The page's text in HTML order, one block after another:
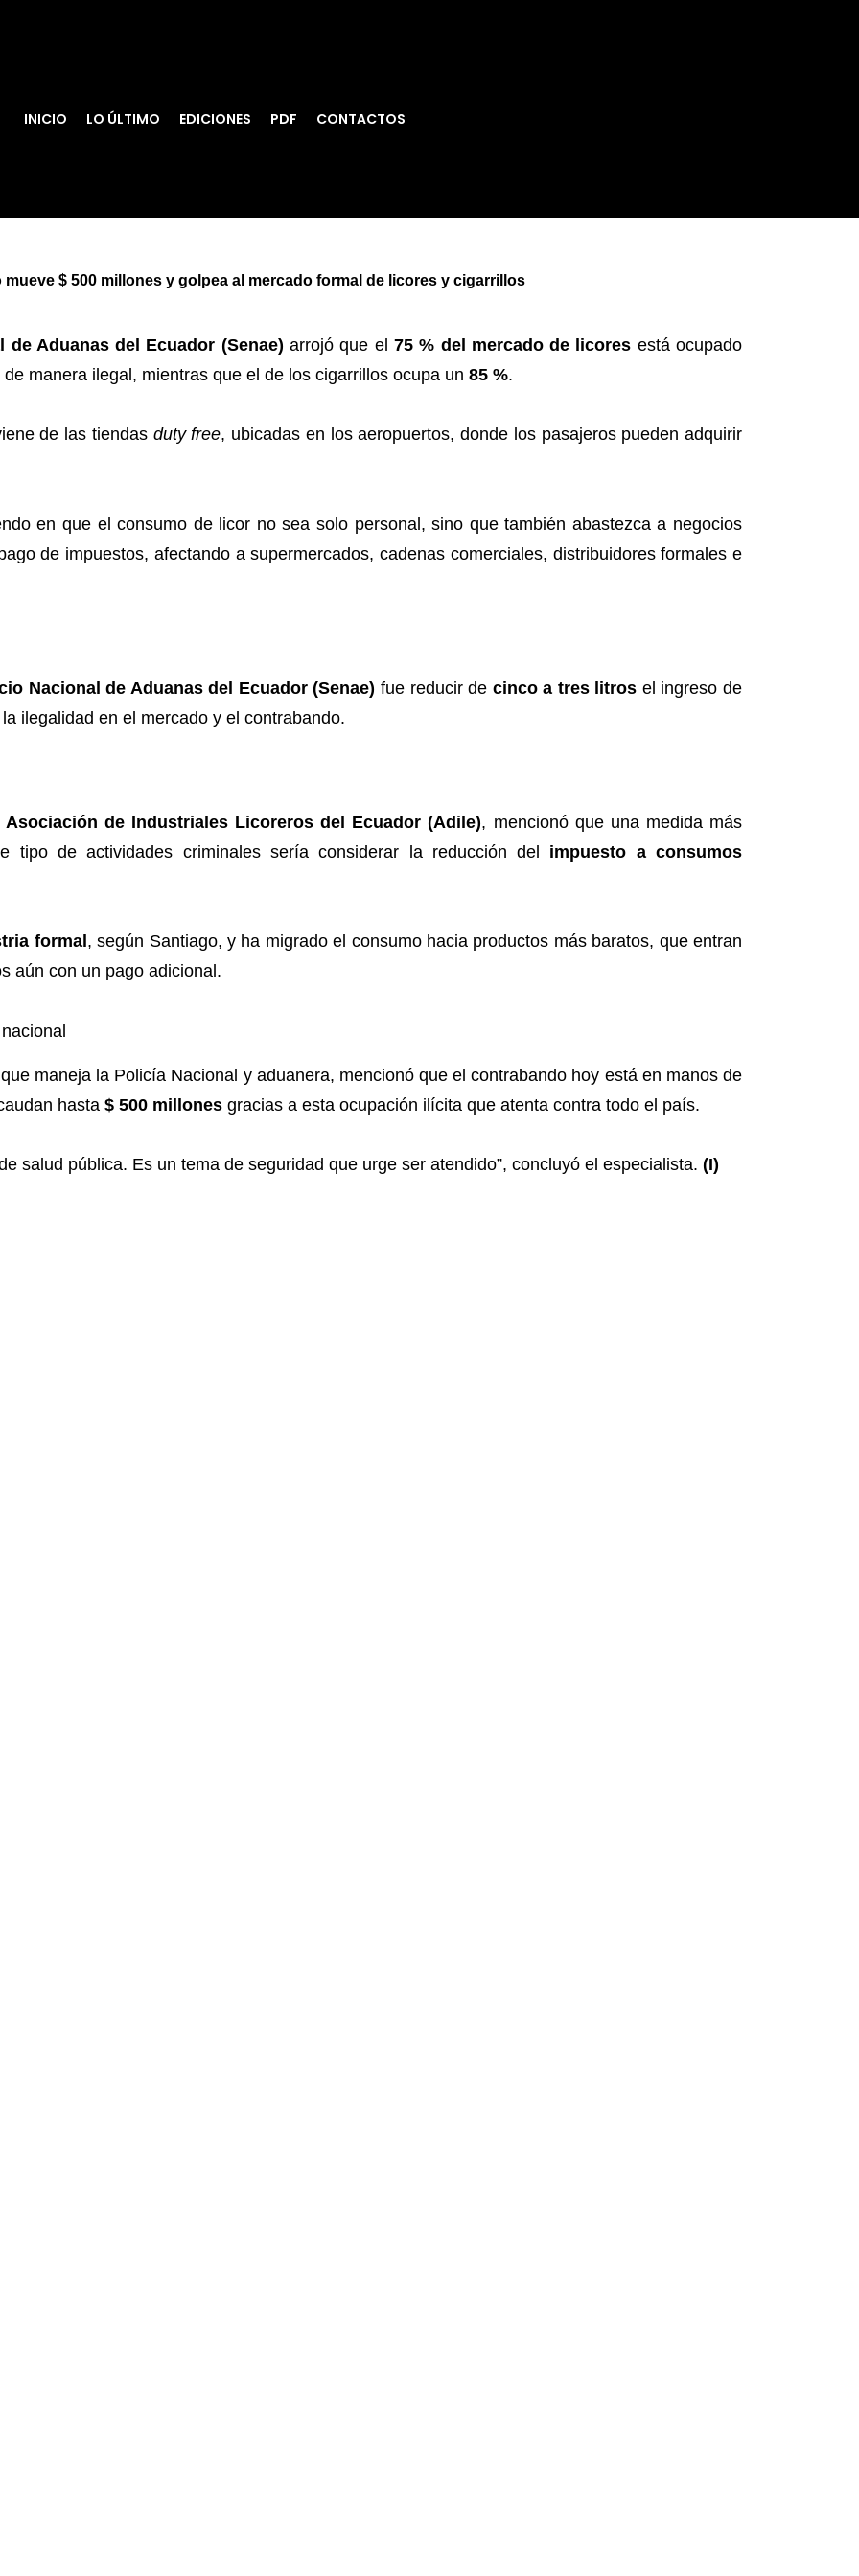
INICIO LO ÚLTIMO EDICIONES PDF CONTACTOS
$ 500 millones y golpea al mercado formal de licores y cigarrillos
de Aduanas del Ecuador (Senae) arrojó que el 75 % del mercado de licores está ocupado
manera ilegal, mientras que el de los cigarrillos ocupa un 85 %.
de las tiendas duty free, ubicadas en los aeropuertos, donde los pasajeros pueden adquirir
en que el consumo de licor no sea solo personal, sino que también abastezca a negocios
de impuestos, afectando a supermercados, cadenas comerciales, distribuidores formales e
Nacional de Aduanas del Ecuador (Senae) fue reducir de cinco a tres litros el ingreso de
ilegalidad en el mercado y el contrabando.
Asociación de Industriales Licoreros del Ecuador (Adile), mencionó que una medida más
tipo de actividades criminales sería considerar la reducción del impuesto a consumos
formal , según Santiago, y ha migrado el consumo hacia productos más baratos, que entran
aún con un pago adicional.
maneja la Policía Nacional y aduanera, mencionó que el contrabando hoy está en manos de
hasta $ 500 millones gracias a esta ocupación ilícita que atenta contra todo el país.
salud pública. Es un tema de seguridad que urge ser atendido”, concluyó el especialista. (I)